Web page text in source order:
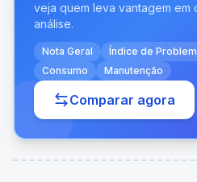
veja quem leva vantagem em
análise.
Nota Geral Índice de
Consumo
Manutenção
Comparar agora